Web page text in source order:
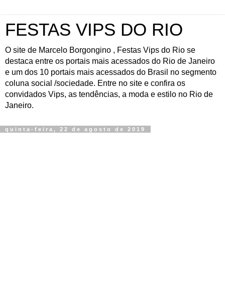
FESTAS VIPS DO RIO
O site de Marcelo Borgongino , Festas Vips do Rio se
destaca entre os portais mais acessados do Rio de Janeiro
e um dos 10 portais mais acessados do Brasil no segmento
coluna social /sociedade. Entre no site e confira os
convidados Vips, as tendências, a moda e estilo no Rio de
Janeiro.
quinta-feira, 22 de agosto de 2019